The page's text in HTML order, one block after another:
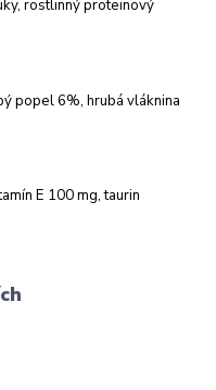
rostlinný proteinový
popel 6%, hrubá vláknina
E 100 mg, taurin